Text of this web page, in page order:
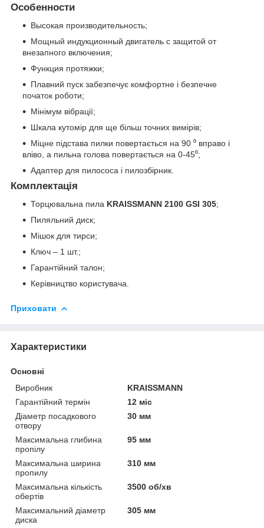
Особенности
Высокая производительность;
Мощный индукционный двигатель с защитой от
внезапного включения;
Функция протяжки;
Плавний пуск забезпечує комфортне і безпечне
початок роботи;
Мінімум вібрації;
Шкала кутомір для ще більш точних вимірів;
Міцне підстава пилки повертається на 90 ⁰ вправо і
вліво, а пильна голова повертається на 0-45⁰;
Адаптер для пилососа і пилозбірник.
Комплектація
Торцювальна пила KRAISSMANN 2100 GSI 305;
Пиляльний диск;
Мішок для тирси;
Ключ – 1 шт.;
Гарантійний талон;
Керівництво користувача.
Приховати
Характеристики
Основні
Виробник
KRAISSMANN
Гарантійний термін
12 міс
Діаметр посадкового
отвору
30 мм
Максимальна глибина
пропілу
95 мм
Максимальна ширина
пропилу
310 мм
Максимальна кількість
обертів
3500 об/хв
Максимальний діаметр
диска
305 мм